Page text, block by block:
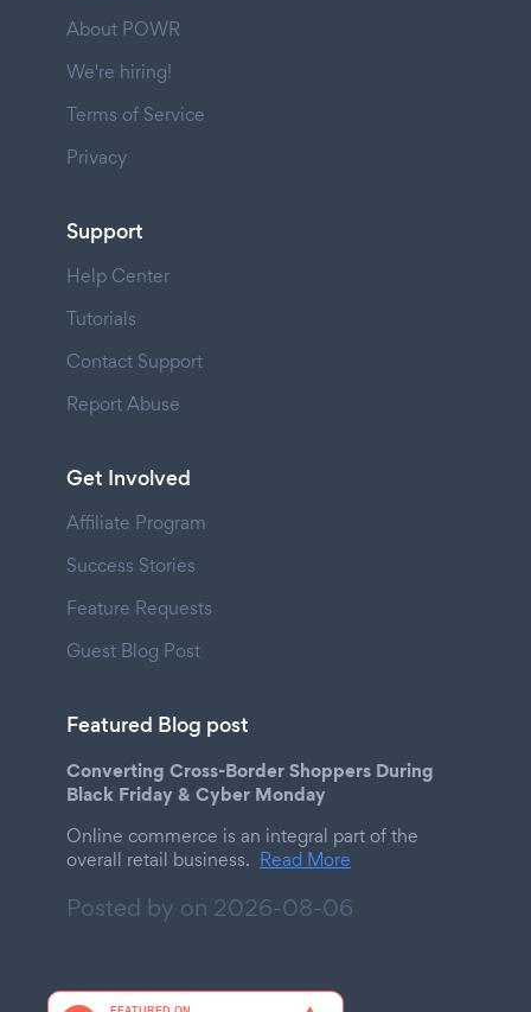
About POWR
We're hiring!
Terms of Service
Privacy
Support
Help Center
Tutorials
Contact Support
Report Abuse
Get Involved
Affiliate Program
Success Stories
Feature Requests
Guest Blog Post
Featured Blog post
Converting Cross-Border Shoppers During
Black Friday & Cyber Monday
Online commerce is an integral part of the
overall retail business. Read More
Posted by on 2026-08-06